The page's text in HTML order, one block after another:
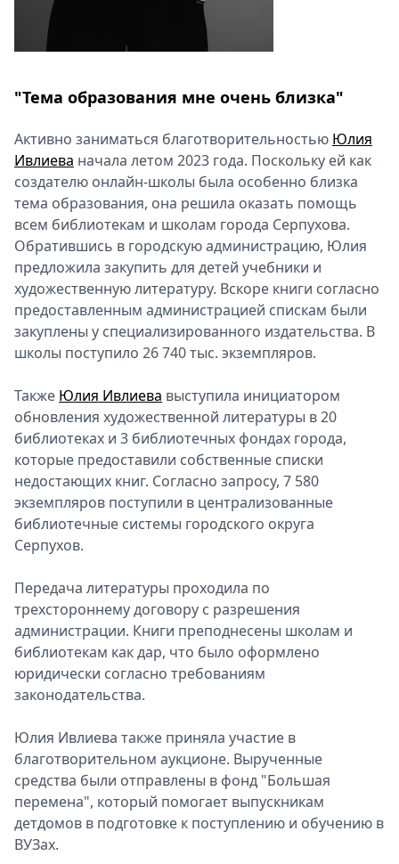
"Тема образования мне очень близка"
Активно заниматься благотворительностью Юлия
Ивлиева начала летом 2023 года. Поскольку ей как
создателю онлайн-школы была особенно близка
тема образования, она решила оказать помощь
всем библиотекам и школам города Серпухова.
Обратившись в городскую администрацию, Юлия
предложила закупить для детей учебники и
художественную литературу. Вскоре книги согласно
предоставленным администрацией спискам были
закуплены у специализированного издательства. В
школы поступило 26 740 тыс. экземпляров.
Также Юлия Ивлиева выступила инициатором
обновления художественной литературы в 20
библиотеках и 3 библиотечных фондах города,
которые предоставили собственные списки
недостающих книг. Согласно запросу, 7 580
экземпляров поступили в централизованные
библиотечные системы городского округа
Серпухов.
Передача литературы проходила по
трехстороннему договору с разрешения
администрации. Книги преподнесены школам и
библиотекам как дар, что было оформлено
юридически согласно требованиям
законодательства.
Юлия Ивлиева также приняла участие в
благотворительном аукционе. Вырученные
средства были отправлены в фонд "Большая
перемена", который помогает выпускникам
детдомов в подготовке к поступлению и обучению в
ВУЗах.